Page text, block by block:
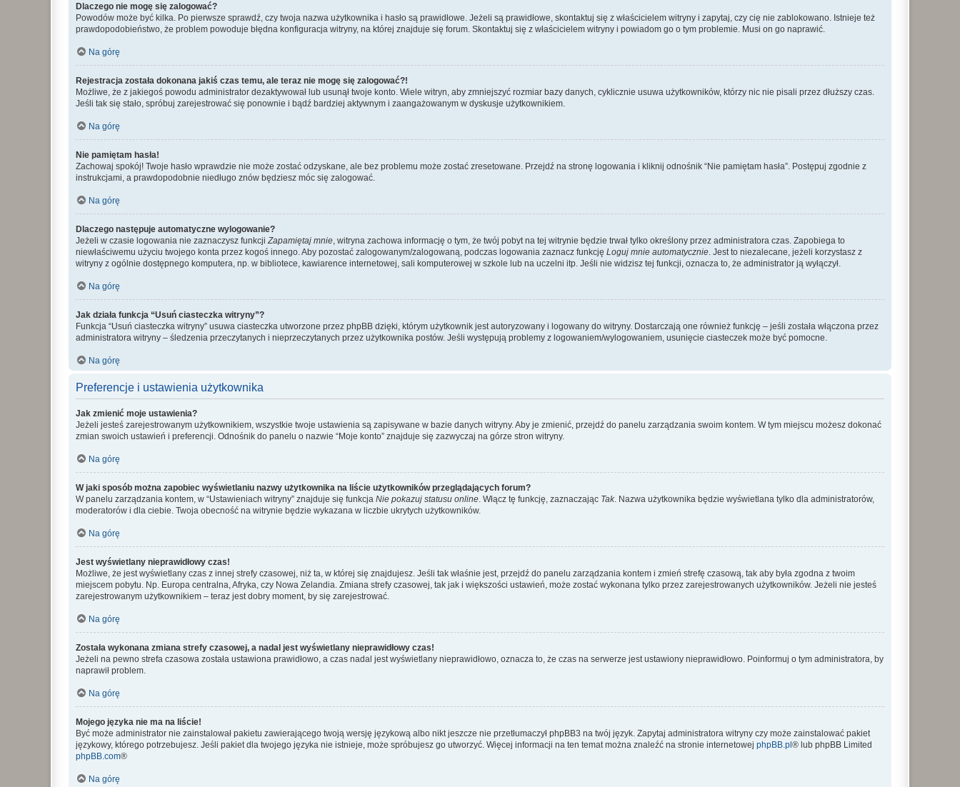
Dlaczego nie mogę się zalogować?
Powodów może być kilka. Po pierwsze sprawdź, czy twoja nazwa użytkownika i hasło są prawidłowe. Jeżeli są prawidłowe, skontaktuj się z właścicielem witryny i zapytaj, czy cię nie zablokowano. Istnieje też
prawdopodobieństwo, że problem powoduje błędna konfiguracja witryny, na której znajduje się forum. Skontaktuj się z właścicielem witryny i powiadom go o tym problemie. Musi on go naprawić.
Na górę
Rejestracja została dokonana jakiś czas temu, ale teraz nie mogę się zalogować?!
Możliwe, że z jakiegoś powodu administrator dezaktywował lub usunął twoje konto. Wiele witryn, aby zmniejszyć rozmiar bazy danych, cyklicznie usuwa użytkowników, którzy nic nie pisali przez dłuższy czas.
Jeśli tak się stało, spróbuj zarejestrować się ponownie i bądź bardziej aktywnym i zaangażowanym w dyskusje użytkownikiem.
Na górę
Nie pamiętam hasła!
Zachowaj spokój! Twoje hasło wprawdzie nie może zostać odzyskane, ale bez problemu może zostać zresetowane. Przejdź na stronę logowania i kliknij odnośnik “Nie pamiętam hasła”. Postępuj zgodnie z
instrukcjami, a prawdopodobnie niedługo znów będziesz móc się zalogować.
Na górę
Dlaczego następuje automatyczne wylogowanie?
Jeżeli w czasie logowania nie zaznaczysz funkcji Zapamiętaj mnie , witryna zachowa informację o tym, że twój pobyt na tej witrynie będzie trwał tylko określony przez administratora czas. Zapobiega to
niewłaściwemu użyciu twojego konta przez kogoś innego. Aby pozostać zalogowanym/zalogowaną, podczas logowania zaznacz funkcję Loguj mnie automatycznie . Jest to niezalecane, jeżeli korzystasz z
witryny z ogólnie dostępnego komputera, np. w bibliotece, kawiarence internetowej, sali komputerowej w szkole lub na uczelni itp. Jeśli nie widzisz tej funkcji, oznacza to, że administrator ją wyłączył.
Na górę
Jak działa funkcja “Usuń ciasteczka witryny”?
Funkcja “Usuń ciasteczka witryny” usuwa ciasteczka utworzone przez phpBB dzięki, którym użytkownik jest autoryzowany i logowany do witryny. Dostarczają one również funkcję – jeśli została włączona przez
administratora witryny – śledzenia przeczytanych i nieprzeczytanych przez użytkownika postów. Jeśli występują problemy z logowaniem/wylogowaniem, usunięcie ciasteczek może być pomocne.
Na górę
Preferencje i ustawienia użytkownika
Jak zmienić moje ustawienia?
Jeżeli jesteś zarejestrowanym użytkownikiem, wszystkie twoje ustawienia są zapisywane w bazie danych witryny. Aby je zmienić, przejdź do panelu zarządzania swoim kontem. W tym miejscu możesz dokonać
zmian swoich ustawień i preferencji. Odnośnik do panelu o nazwie “Moje konto” znajduje się zazwyczaj na górze stron witryny.
Na górę
W jaki sposób można zapobiec wyświetlaniu nazwy użytkownika na liście użytkowników przeglądających forum?
W panelu zarządzania kontem, w “Ustawieniach witryny” znajduje się funkcja Nie pokazuj statusu online . Włącz tę funkcję, zaznaczając Tak. Nazwa użytkownika będzie wyświetlana tylko dla administratorów,
moderatorów i dla ciebie. Twoja obecność na witrynie będzie wykazana w liczbie ukrytych użytkowników.
Na górę
Jest wyświetlany nieprawidłowy czas!
Możliwe, że jest wyświetlany czas z innej strefy czasowej, niż ta, w której się znajdujesz. Jeśli tak właśnie jest, przejdź do panelu zarządzania kontem i zmień strefę czasową, tak aby była zgodna z twoim
miejscem pobytu. Np. Europa centralna, Afryka, czy Nowa Zelandia. Zmiana strefy czasowej, tak jak i większości ustawień, może zostać wykonana tylko przez zarejestrowanych użytkowników. Jeżeli nie jesteś
zarejestrowanym użytkownikiem – teraz jest dobry moment, by się zarejestrować.
Na górę
Została wykonana zmiana strefy czasowej, a nadal jest wyświetlany nieprawidłowy czas!
Jeżeli na pewno strefa czasowa została ustawiona prawidłowo, a czas nadal jest wyświetlany nieprawidłowo, oznacza to, że czas na serwerze jest ustawiony nieprawidłowo. Poinformuj o tym administratora, by
naprawił problem.
Na górę
Mojego języka nie ma na liście!
Być może administrator nie zainstalował pakietu zawierającego twoją wersję językową albo nikt jeszcze nie przetłumaczył phpBB3 na twój język. Zapytaj administratora witryny czy może zainstalować pakiet
językowy, którego potrzebujesz. Jeśli pakiet dla twojego języka nie istnieje, może spróbujesz go utworzyć. Więcej informacji na ten temat można znaleźć na stronie internetowej phpBB.pl® lub phpBB Limited
phpBB.com®
Na górę